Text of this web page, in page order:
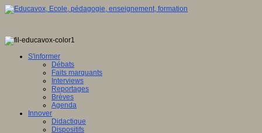
S'informer
Débats
Faits marquants
Interviews
Reportages
Brèves
Agenda
Innover
Didactique
Dispositifs